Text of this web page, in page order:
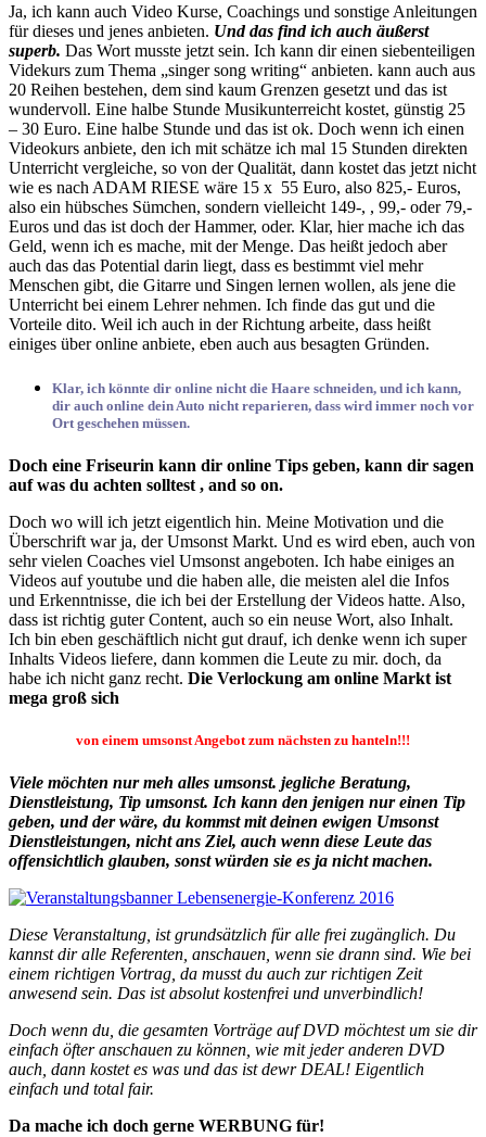
Ja, ich kann auch Video Kurse, Coachings und sonstige Anleitungen
für dieses und jenes anbieten. Und das find ich auch äußerst
superb. Das Wort musste jetzt sein. Ich kann dir einen siebenteiligen
Videkurs zum Thema „singer song writing“ anbieten. kann auch aus
20 Reihen bestehen, dem sind kaum Grenzen gesetzt und das ist
wundervoll. Eine halbe Stunde Musikunterreicht kostet, günstig 25
– 30 Euro. Eine halbe Stunde und das ist ok. Doch wenn ich einen
Videokurs anbiete, den ich mit schätze ich mal 15 Stunden direkten
Unterricht vergleiche, so von der Qualität, dann kostet das jetzt nicht
wie es nach ADAM RIESE wäre 15 x 55 Euro, also 825,- Euros,
also ein hübsches Sümchen, sondern vielleicht 149-, , 99,- oder 79,-
Euros und das ist doch der Hammer, oder. Klar, hier mache ich das
Geld, wenn ich es mache, mit der Menge. Das heißt jedoch aber
auch das das Potential darin liegt, dass es bestimmt viel mehr
Menschen gibt, die Gitarre und Singen lernen wollen, als jene die
Unterricht bei einem Lehrer nehmen. Ich finde das gut und die
Vorteile dito. Weil ich auch in der Richtung arbeite, dass heißt
einiges über online anbiete, eben auch aus besagten Gründen.
Klar, ich könnte dir online nicht die Haare schneiden, und ich kann,
dir auch online dein Auto nicht reparieren, dass wird immer noch vor
Ort geschehen müssen.
Doch eine Friseurin kann dir online Tips geben, kann dir sagen
auf was du achten solltest , and so on.
Doch wo will ich jetzt eigentlich hin. Meine Motivation und die
Überschrift war ja, der Umsonst Markt. Und es wird eben, auch von
sehr vielen Coaches viel Umsonst angeboten. Ich habe einiges an
Videos auf youtube und die haben alle, die meisten alel die Infos
und Erkenntnisse, die ich bei der Erstellung der Videos hatte. Also,
dass ist richtig guter Content, auch so ein neuse Wort, also Inhalt.
Ich bin eben geschäftlich nicht gut drauf, ich denke wenn ich super
Inhalts Videos liefere, dann kommen die Leute zu mir. doch, da
habe ich nicht ganz recht. Die Verlockung am online Markt ist
mega groß sich
von einem umsonst Angebot zum nächsten zu hanteln!!!
Viele möchten nur meh alles umsonst. jegliche Beratung,
Dienstleistung, Tip umsonst. Ich kann den jenigen nur einen Tip
geben, und der wäre, du kommst mit deinen ewigen Umsonst
Dienstleistungen, nicht ans Ziel, auch wenn diese Leute das
offensichtlich glauben, sonst würden sie es ja nicht machen.
Diese Veranstaltung, ist grundsätzlich für alle frei zugänglich. Du
kannst dir alle Referenten, anschauen, wenn sie drann sind. Wie bei
einem richtigen Vortrag, da musst du auch zur richtigen Zeit
anwesend sein. Das ist absolut kostenfrei und unverbindlich!
Doch wenn du, die gesamten Vorträge auf DVD möchtest um sie dir
einfach öfter anschauen zu können, wie mit jeder anderen DVD
auch, dann kostet es was und das ist dewr DEAL! Eigentlich
einfach und total fair.
Da mache ich doch gerne WERBUNG für!